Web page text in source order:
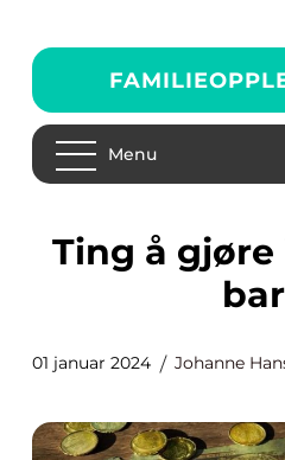
Menu
Ting å gjøre i Oslo med
01 januar 2024 Johanne